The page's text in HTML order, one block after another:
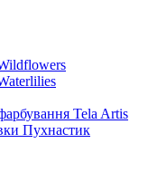
Tela Artis
Пухнастик